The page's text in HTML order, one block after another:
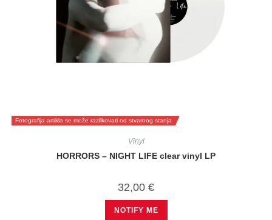
Fotografija artikla se može razlikovati od stvarnog stanja
Vinyl
HORRORS – NIGHT LIFE clear vinyl LP
32,00 €
NOTIFY ME